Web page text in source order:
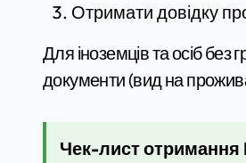
Отримати довідку
Для іноземців та осіб без
документи (вид на
Чек-лист